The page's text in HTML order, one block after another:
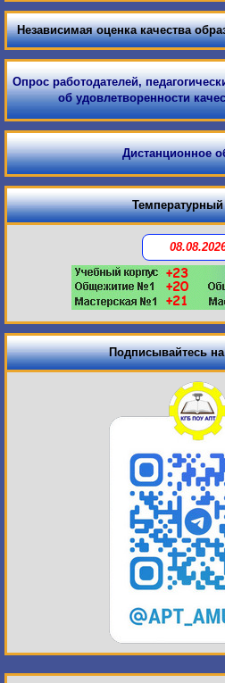
Независимая оценка качества
Опрос работодателей,
об удовлетворенности
Дистанционное
Подписывайтесь